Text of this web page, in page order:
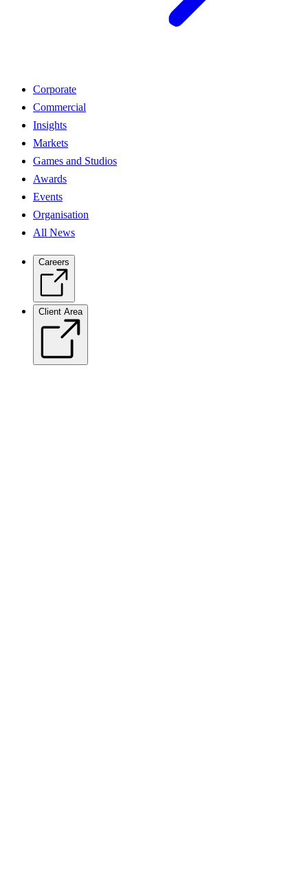
Corporate
Commercial
Insights
Markets
Games and Studios
Awards
Events
Organisation
All News
Careers
Client Area